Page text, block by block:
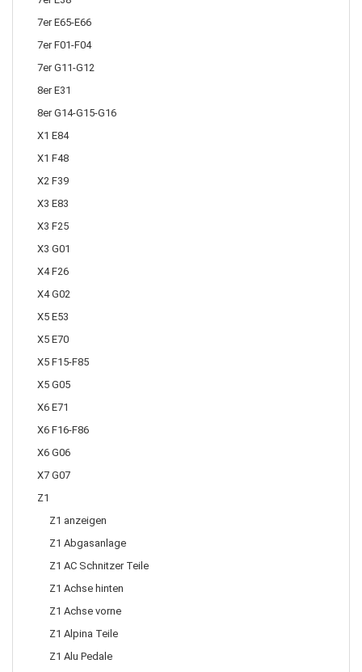
7er E65-E66
7er F01-F04
7er G11-G12
8er E31
8er G14-G15-G16
X1 E84
X1 F48
X2 F39
X3 E83
X3 F25
X3 G01
X4 F26
X4 G02
X5 E53
X5 E70
X5 F15-F85
X5 G05
X6 E71
X6 F16-F86
X6 G06
X7 G07
Z1
Z1 anzeigen
Z1 Abgasanlage
Z1 AC Schnitzer Teile
Z1 Achse hinten
Z1 Achse vorne
Z1 Alpina Teile
Z1 Alu Pedale